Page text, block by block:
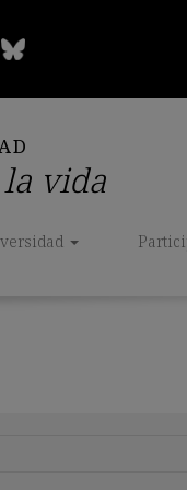
la vida